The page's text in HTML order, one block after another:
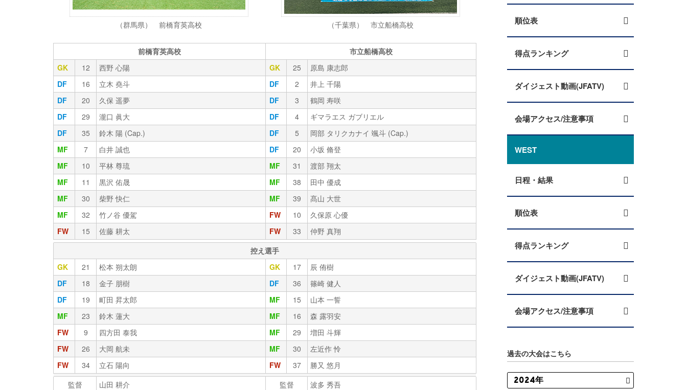
（群馬県） 前橋育英高校 （千葉県） 市立船橋高校
前橋育英高校
市立船橋高校
GK
12 西野 心陽 GK 25
原島 康志郎
DF
16 立木 堯斗 DF 2
井上 千陽
DF
20 久保 遥夢 DF 3
鶴岡 寿咲
DF
29 瀧口 眞大 DF 4
ギマラエス ガブリエル
DF
35 鈴木 陽 (Cap.) DF 5
岡部 タリクカナイ 颯斗 (Cap.)
MF
7 白井 誠也 DF 20
小坂 脩登
MF
10 平林 尊琉 MF 31
渡部 翔太
MF
11 黒沢 佑晟 MF 38
田中 優成
MF
30 柴野 快仁 MF 39
髙山 大世
MF
32 竹ノ谷 優駕 FW 10
久保原 心優
FW
15 佐藤 耕太 FW 33
仲野 真翔
控え選手
GK
21 松本 朔太朗 GK 17
辰 侑樹
DF
18 金子 朋樹 DF 36
篠崎 健人
DF
19 町田 昇太郎 MF 15
山本 一誓
MF
23 鈴木 蓮大 MF 16
森 露羽安
FW
9 四方田 泰我 MF 29
増田 斗輝
FW
26 大岡 航未 MF 30
左近作 怜
FW
34 立石 陽向 FW 37
勝又 悠月
監督
山田 耕介 監督
波多 秀吾
順位表
得点ランキング
ダイジェスト動画(JFATV)
会場アクセス/注意事項
WEST
日程・結果
順位表
得点ランキング
ダイジェスト動画(JFATV)
会場アクセス/注意事項
過去の大会はこちら